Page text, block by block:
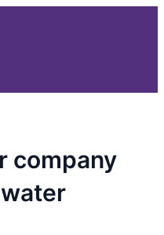
company